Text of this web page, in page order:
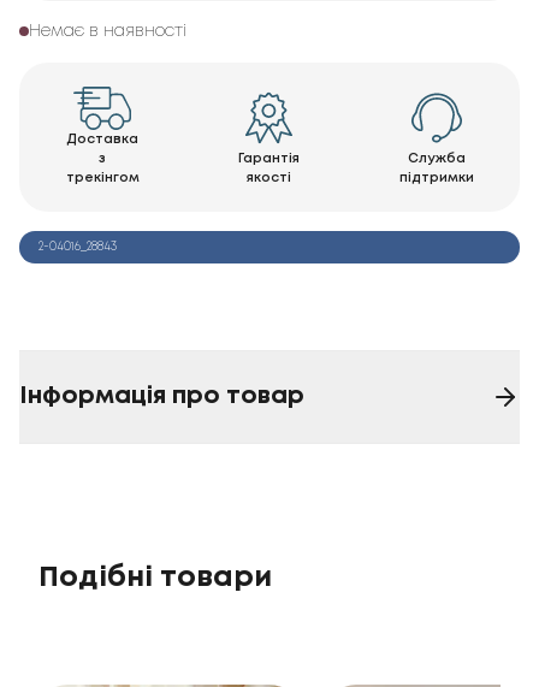
Немає в наявності
Доставка
з
трекінгом
Гарантія
якості
Служба
підтримки
2-04016_28843
Інформація про товар
Подібні товари